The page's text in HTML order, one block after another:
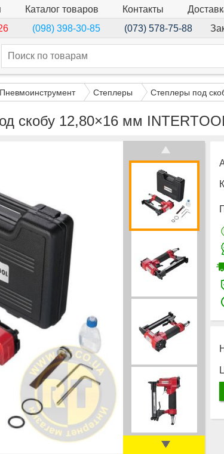
Каталог товаров Контакты
(098) 398-30-85 (073) 578-75-88
Пневмоинструмент Степлеры Степлеры под
скобу 12,80×16 мм